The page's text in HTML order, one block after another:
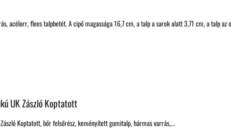
acélorr, flees talpbetét. A cipő magassága 16,7 cm, a talp a sarok alatt 3,71 cm, a talp
UK Zászló Koptatott
Koptatott, bőr felsőrész, keményített gumitalp, hármas varrás,...